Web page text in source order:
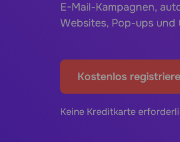
E-Mail-Kampagnen,
Websites, Pop-ups und
Kostenlos
Keine Kreditkarte